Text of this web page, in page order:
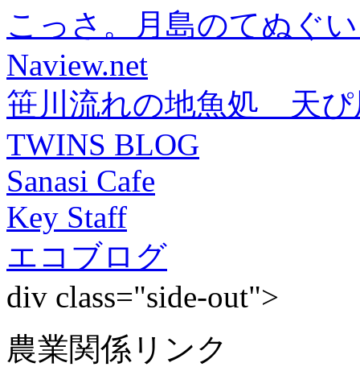
こっさ。月島のてぬぐ
Naview.net
笹川流れの地魚処 天ぴ
TWINS BLOG
Sanasi Cafe
Key Staff
エコブログ
div class="side-out">
農業関係リンク